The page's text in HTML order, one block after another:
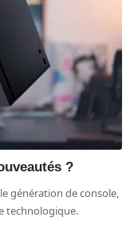
?
génération de console,
technologique.